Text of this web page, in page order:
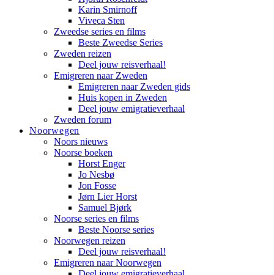
Karin Smirnoff
Viveca Sten
Zweedse series en films
Beste Zweedse Series
Zweden reizen
Deel jouw reisverhaal!
Emigreren naar Zweden
Emigreren naar Zweden gids
Huis kopen in Zweden
Deel jouw emigratieverhaal
Zweden forum
Noorwegen
Noors nieuws
Noorse boeken
Horst Enger
Jo Nesbø
Jon Fosse
Jørn Lier Horst
Samuel Bjørk
Noorse series en films
Beste Noorse series
Noorwegen reizen
Deel jouw reisverhaal!
Emigreren naar Noorwegen